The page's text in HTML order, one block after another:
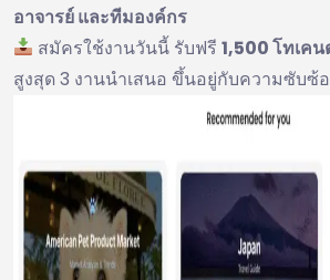
อาจารย์ และทีมองค์กร
สมัครใช้งานวันนี้ รับฟรี1,500 โทเค
สูงสุด 3 งานนำเสนอ ขึ้นอยู่กับความซับซ้